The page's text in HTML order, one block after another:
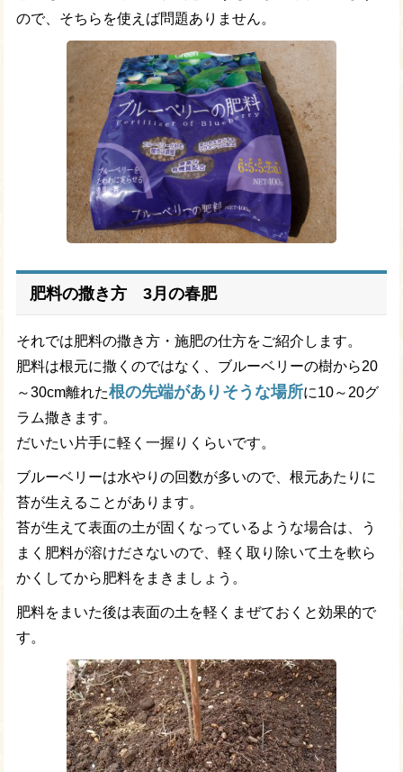
ので、そちらを使えば問題ありません。
肥料の撒き方 3月の春肥
それでは肥料の撒き方・施肥の仕方をご紹介します。
肥料は根元に撒くのではなく、ブルーベリーの樹から20
～30cm離れた根の先端がありそうな場所に10～20グ
ラム撒きます。
だいたい片手に軽く一握りくらいです。
ブルーベリーは水やりの回数が多いので、根元あたりに
苔が生えることがあります。
苔が生えて表面の土が固くなっているような場合は、う
まく肥料が溶けださないので、軽く取り除いて土を軟ら
かくしてから肥料をまきましょう。
肥料をまいた後は表面の土を軽くまぜておくと効果的で
す。